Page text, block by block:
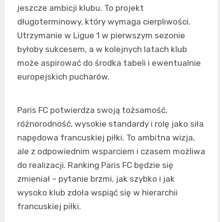
jeszcze ambicji klubu. To projekt
długoterminowy, który wymaga cierpliwości.
Utrzymanie w Ligue 1 w pierwszym sezonie
byłoby sukcesem, a w kolejnych latach klub
może aspirować do środka tabeli i ewentualnie
europejskich pucharów.
Paris FC potwierdza swoją tożsamość,
różnorodność, wysokie standardy i rolę jako siła
napędowa francuskiej piłki. To ambitna wizja,
ale z odpowiednim wsparciem i czasem możliwa
do realizacji. Ranking Paris FC będzie się
zmieniał – pytanie brzmi, jak szybko i jak
wysoko klub zdoła wspiąć się w hierarchii
francuskiej piłki.